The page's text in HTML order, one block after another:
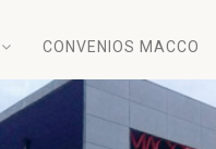
CONVENIOS MACCO